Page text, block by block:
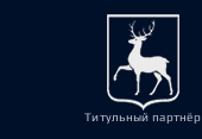
Титульный партнёр